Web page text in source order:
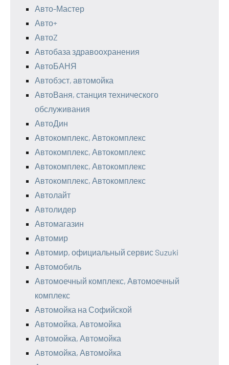
Авто-Мастер
Авто+
АвтоZ
Автобаза здравоохранения
АвтоБАНЯ
Автобэст, автомойка
АвтоВаня, станция технического
обслуживания
АвтоДин
Автокомплекс, Автокомплекс
Автокомплекс, Автокомплекс
Автокомплекс, Автокомплекс
Автокомплекс, Автокомплекс
Автолайт
Автолидер
Автомагазин
Автомир
Автомир, официальный сервис Suzuki
Автомобиль
Автомоечный комплекс, Автомоечный
комплекс
Автомойка на Софийской
Автомойка, Автомойка
Автомойка, Автомойка
Автомойка, Автомойка